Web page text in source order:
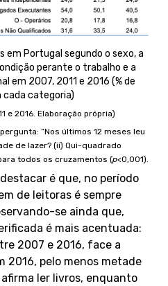
em Portugal segundo o sexo, a
perante o trabalho e a
em 2007, 2011 e 2016 (% de
cada categoria)
e 2016. Elaboração própria)
“Nos últimos 12 meses leu
de lazer? (ii) Qui-quadrado
todos os cruzamentos (p<0,001).
é que, no período
de leitoras é sempre
se ainda que,
é mais acentuada:
2007 e 2016, face a
2016, pelo menos metade
ler livros, enquanto